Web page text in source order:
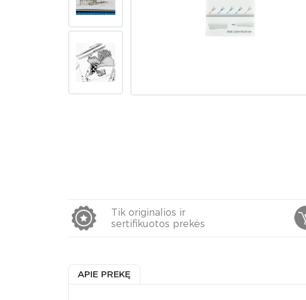
Tik originalios ir
sertifikuotos prekės
APIE PREKĘ